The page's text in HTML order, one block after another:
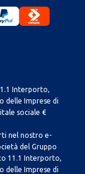
Interporto,
delle Imprese di
sociale €
nel nostro e-
del Gruppo
11.1 Interporto,
delle Imprese di